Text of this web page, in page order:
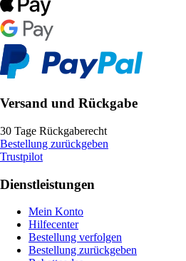
Versand und Rückgabe
30 Tage Rückgaberecht
Bestellung zurückgeben
Trustpilot
Dienstleistungen
Mein Konto
Hilfecenter
Bestellung verfolgen
Bestellung zurückgeben